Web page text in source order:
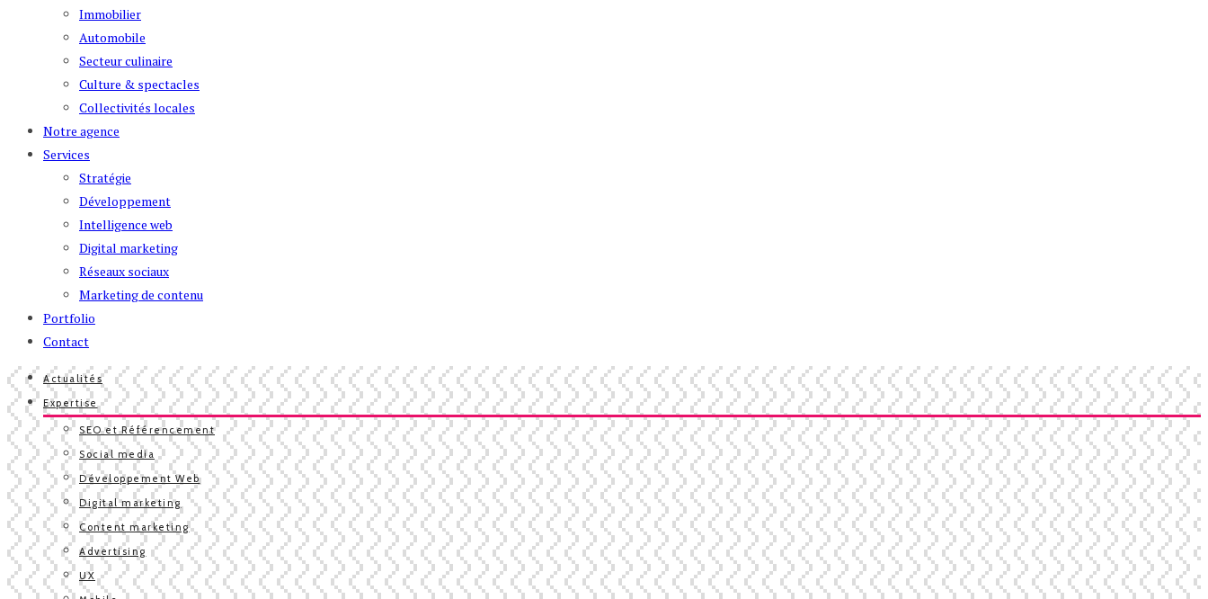
Immobilier
Automobile
Secteur culinaire
Culture & spectacles
Collectivités locales
Notre agence
Services
Stratégie
Développement
Intelligence web
Digital marketing
Réseaux sociaux
Marketing de contenu
Portfolio
Contact
Actualités
Expertise
SEO et Référencement
Social media
Développement Web
Digital marketing
Content marketing
Advertising
UX